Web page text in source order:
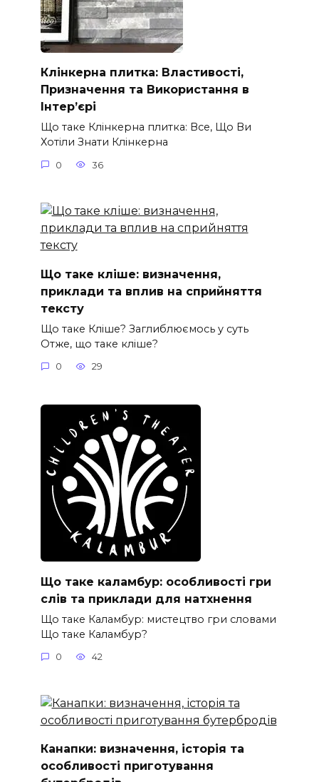
Клінкерна плитка: Властивості,
Призначення та Використання в
Інтер’єрі
Що таке Клінкерна плитка: Все, Що Ви
Хотіли Знати Клінкерна
0 36
Що таке кліше: визначення,
приклади та вплив на сприйняття
тексту
Що таке Кліше? Заглиблюємось у суть
Отже, що таке кліше?
0 29
Що таке каламбур: особливості гри
слів та приклади для натхнення
Що таке Каламбур: мистецтво гри словами
Що таке Каламбур?
0 42
Канапки: визначення, історія та
особливості приготування